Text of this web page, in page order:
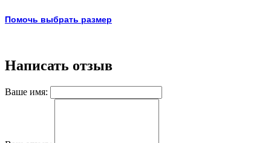
Помочь выбрать размер
Написать отзыв
Ваше имя: